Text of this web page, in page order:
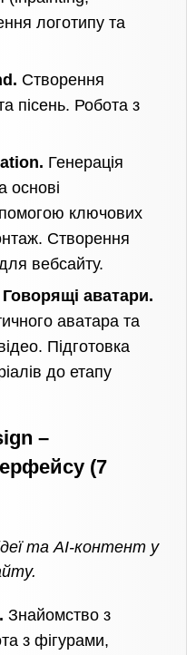
логотипу та
Створення
пісень. Робота з
Генерація
основі
ключових
Створення
вебсайту.
аватари.
аватара та
Підготовка
до етапу
–
(7
та AI-контент у
Знайомство з
з фігурами,